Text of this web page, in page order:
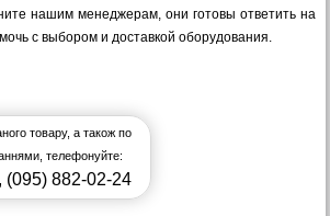
нашим менеджерам, они готовы ответить на
с выбором и доставкой оборудования.
товару, а також по
телефонуйте:
, (095) 882-02-24